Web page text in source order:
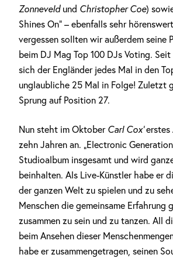
Zonneveldund Christopher Coe)
Shines On“ – ebenfalls sehr
vergessen sollten wir außerdem seine
beim DJ Mag Top 100 DJs Voting.
sich der Engländer jedes Mal in den
unglaubliche 25 Mal in Folge! Zuletzt
Sprung auf Position 27.
Nun steht im Oktober Carl Cox‘erstes
zehn Jahren an. „Electronic
Studioalbum insgesamt und wird
beinhalten. Als Live-Künstler habe er
der ganzen Welt zu spielen und zu
Menschen die gemeinsame Erfahrung
zusammen zu sein und zu tanzen. All
beim Ansehen dieser
habe er zusammengetragen, seinen